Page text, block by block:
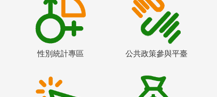
性別統計專區 公共政策參與平臺